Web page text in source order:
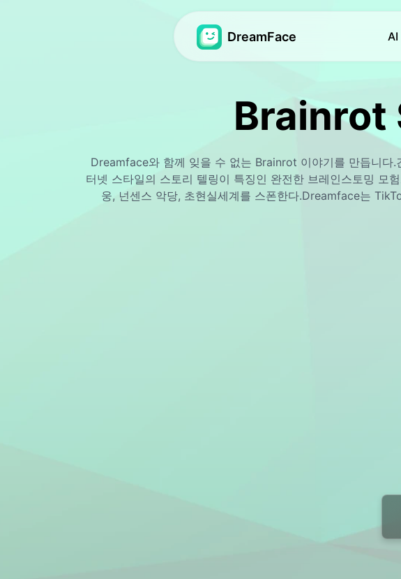
DreamFace AI
비디오 립싱크
Hot
펫 립싱크
드림 아바타 2.0 New
AI 영상 생
영상에서 영
텍스트를
비디오 향상
아바타 영상
Hot
AI걸 제너레이터 Hot
AI 인플루언서 생성기
몸의 진동
AI 키스
AI 포옹
AI 근육
Brainrot
Dreamface와 함께 잊을 수 없는 Brainrot 이야기를 만듭니다
터넷 스타일의 스토리 텔링이 특징인 완전한 브레인스토밍 모
웅, 넌센스 악당, 초현실세계를 스폰한다.Dreamface는
Brainrot 스토